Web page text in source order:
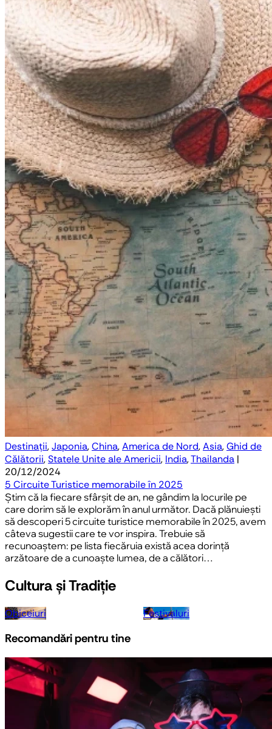
Destinații,Japonia,China,America de Nord,Asia,Ghid de
Călătorii,Statele Unite ale Americii, India,Thailanda |
20/12/2024
5 Circuite Turistice memorabile în 2025
Știm că la fiecare sfârșit de an, ne gândim la locurile pe
care dorim să le explorăm în anul următor. Dacă plănuiești
să descoperi 5 circuite turistice memorabile în 2025, avem
câteva sugestii care te vor inspira. Trebuie să
recunoaștem: pe lista fiecăruia există acea dorință
arzătoare de a cunoaște lumea, de a călători…
Cultura și Tradiție
Obiceiuri Festivaluri
Recomandări pentru tine